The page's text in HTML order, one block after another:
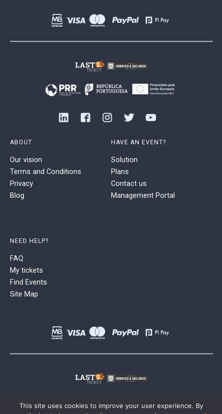
ABOUT
Our vision
Terms and Conditions
Privacy
Blog
HAVE AN EVENT?
Solution
Plans
Contact us
Management Portal
NEED HELP?
FAQ
My tickets
Find Events
Site Map
This site uses cookies to improve your user experience. By